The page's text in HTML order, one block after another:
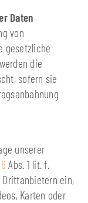
Daten
von
gesetzliche
die
sofern sie
unserer
6 Abs. 1 lit. f.
Drittanbietern ein,
Karten oder